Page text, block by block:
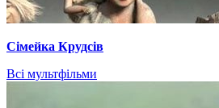
Сімейка Крудсів
Всі мультфільми